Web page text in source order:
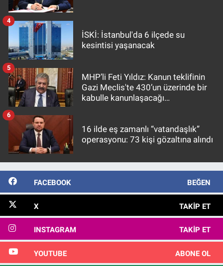
İSKİ: İstanbul'da 6 ilçede su
kesintisi yaşanacak
4
MHP’li Feti Yıldız: Kanun teklifinin
Gazi Meclis'te 430’un üzerinde bir
kabulle kanunlaşacağı
5
16 ilde eş zamanlı “vatandaşlık”
operasyonu: 73 kişi gözaltına alındı
6
FACEBOOK BEĞEN
X TAKIP ET
INSTAGRAM TAKIP ET
YOUTUBE ABONE OL